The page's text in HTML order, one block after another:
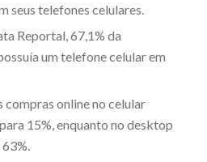
seus telefones celulares.
Reportal, 67,1% da
um telefone celular em
compras online no celular
15%, enquanto no desktop